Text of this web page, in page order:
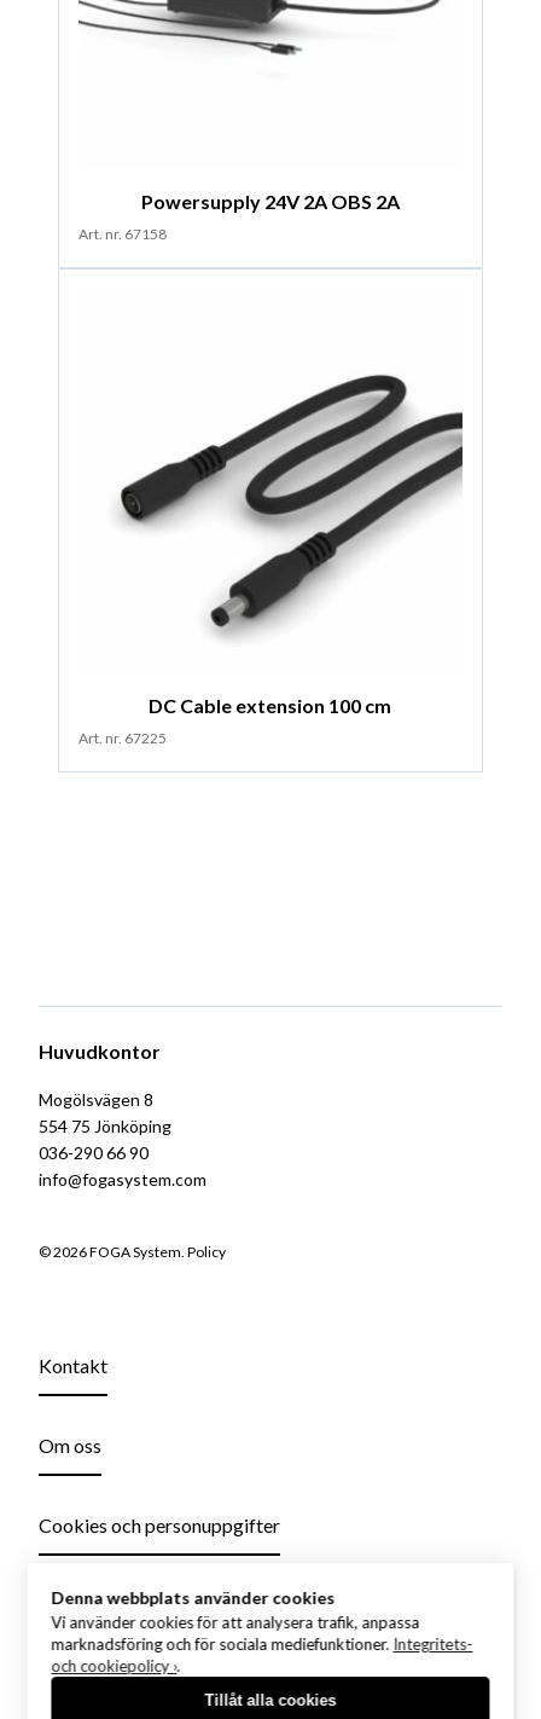
Powersupply 24V 2A OBS 2A
Art. nr. 67158
DC Cable extension 100 cm
Art. nr. 67225
Huvudkontor
Mogölsvägen 8
554 75 Jönköping
036-290 66 90
info@fogasystem.com
© 2026 FOGA System. Policy
Kontakt
Om oss
Cookies och personuppgifter
Denna webbplats använder cookies
Vi använder cookies för att analysera trafik, anpassa
marknadsföring och för sociala mediefunktioner. Integritets-
och cookiepolicy ›.
Tillåt alla cookies